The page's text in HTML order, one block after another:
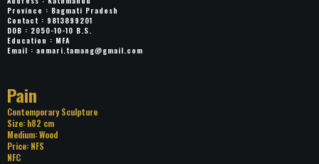
Province : Bagmati Pradesh
Contact : 9813899201
DOB : 2050-10-10 B.S.
Education : MFA
Email : anmari.tamang@gmail.com
Title: Pain
Category: Contemporary Sculpture
Size: h82 cm
Medium: Wood
Price: NFS
NFC